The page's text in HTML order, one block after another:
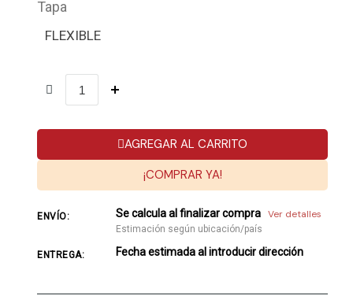
Tapa
FLEXIBLE
AGREGAR AL CARRITO
¡COMPRAR YA!
ENVÍO: Se calcula al finalizar compra Ver detalles
Estimación según ubicación/país
ENTREGA: Fecha estimada al introducir dirección